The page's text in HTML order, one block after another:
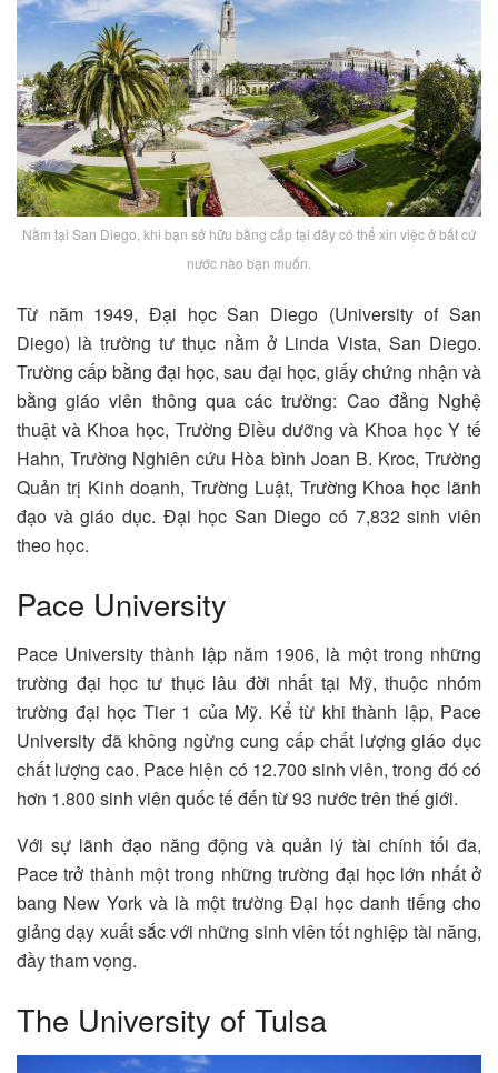
Nằm tại San Diego, khi bạn sở hữu bằng cấp tại đây có thể xin việc ở bất cứ
nước nào bạn muốn.
Từ năm 1949, Đại học San Diego (University of San
Diego) là trường tư thục nằm ở Linda Vista, San Diego.
Trường cấp bằng đại học, sau đại học, giấy chứng nhận và
bằng giáo viên thông qua các trường: Cao đẳng Nghệ
thuật và Khoa học, Trường Điều dưỡng và Khoa học Y tế
Hahn, Trường Nghiên cứu Hòa bình Joan B. Kroc, Trường
Quản trị Kinh doanh, Trường Luật, Trường Khoa học lãnh
đạo và giáo dục. Đại học San Diego có 7,832 sinh viên
theo học.
Pace University
Pace University thành lập năm 1906, là một trong những
trường đại học tư thục lâu đời nhất tại Mỹ, thuộc nhóm
trường đại học Tier 1 của Mỹ. Kể từ khi thành lập, Pace
University đã không ngừng cung cấp chất lượng giáo dục
chất lượng cao. Pace hiện có 12.700 sinh viên, trong đó có
hơn 1.800 sinh viên quốc tế đến từ 93 nước trên thế giới.
Với sự lãnh đạo năng động và quản lý tài chính tối đa,
Pace trở thành một trong những trường đại học lớn nhất ở
bang New York và là một trường Đại học danh tiếng cho
giảng dạy xuất sắc với những sinh viên tốt nghiệp tài năng,
đầy tham vọng.
The University of Tulsa